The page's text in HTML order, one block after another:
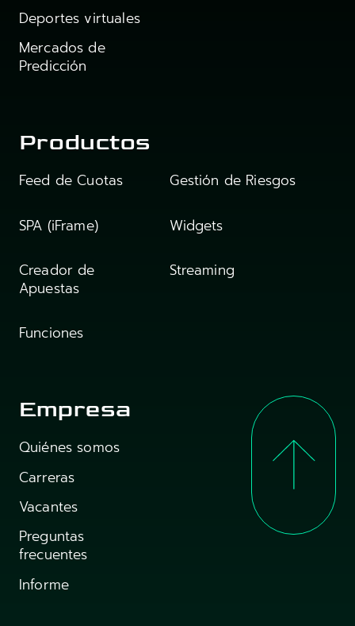
Deportes virtuales
Mercados de
Predicción
Productos
Feed de Cuotas Gestión de Riesgos
SPA (iFrame) Widgets
Creador de
Apuestas
Streaming
Funciones
Empresa
Quiénes somos
Carreras
Vacantes
Preguntas
frecuentes
Informe